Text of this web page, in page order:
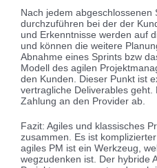
Nach jedem abgeschlossenen
durchzuführen bei der der
und Erkenntnisse werden auf
und können die weitere
Abnahme eines Sprints bzw
Modell des agilen
den Kunden. Dieser Punkt ist
vertragliche Deliverables
Zahlung an den Provider ab.
Fazit: Agiles und klassisches
zusammen. Es ist
agiles PM ist ein Werkzeug,
wegzudenken ist. Der hybride